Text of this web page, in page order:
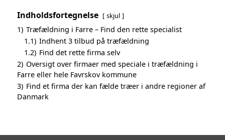
Indholdsfortegnelse skjul
1) Træfældning i Farre – Find den rette specialist
1.1) Indhent 3 tilbud på træfældning
1.2) Find det rette firma selv
2) Oversigt over firmaer med speciale i træfældning i
Farre eller hele Favrskov kommune
3) Find et firma der kan fælde træer i andre regioner af
Danmark